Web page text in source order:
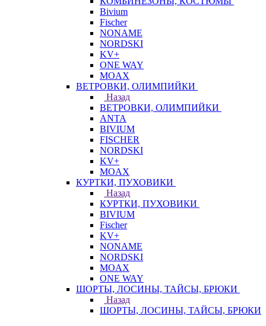
Bivium
Fischer
NONAME
NORDSKI
KV+
ONE WAY
MOAX
ВЕТРОВКИ, ОЛИМПИЙКИ
Назад
ВЕТРОВКИ, ОЛИМПИЙКИ
ANTA
BIVIUM
FISCHER
NORDSKI
KV+
MOAX
КУРТКИ, ПУХОВИКИ
Назад
КУРТКИ, ПУХОВИКИ
BIVIUM
Fischer
KV+
NONAME
NORDSKI
MOAX
ONE WAY
ШОРТЫ, ЛОСИНЫ, ТАЙСЫ, БРЮКИ
Назад
ШОРТЫ, ЛОСИНЫ, ТАЙСЫ, БРЮКИ